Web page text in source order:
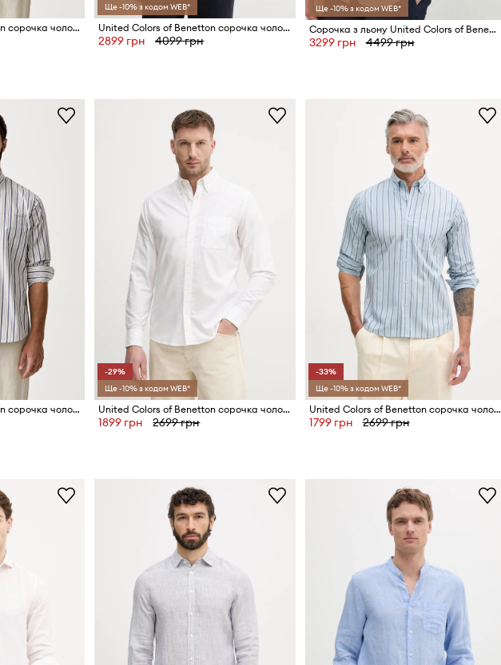
United Colors of Benetton сорочка чоловіча бавовняна
Ще -10% з кодом WEB*
United Colors of Benetton сорочка чоловіча лляна
2899 грн 4099 грн
Ще -10% з кодом WEB*
Сорочка з льону United Colors of Benetton
3299 грн 4499 грн
United Colors of Benetton сорочка чоловіча бавовняна
-29%
Ще -10% з кодом WEB*
United Colors of Benetton сорочка чоловіча бавовняна
1899 грн 2699 грн
-33%
Ще -10% з кодом WEB*
United Colors of Benetton сорочка чоловіча бавовняна
1799 грн 2699 грн